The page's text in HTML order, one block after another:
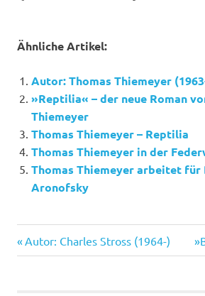
Ähnliche Artikel:
Autor: Thomas Thiemeyer
»Reptilia« – der neue Roman
Thiemeyer
Thomas Thiemeyer – Reptilia
Thomas Thiemeyer in der
Thomas Thiemeyer arbeitet für
Aronofsky
Magma
Beitragsnavigation
Vorheriger
Beitrag:
Autor: Charles Stross (1964-)